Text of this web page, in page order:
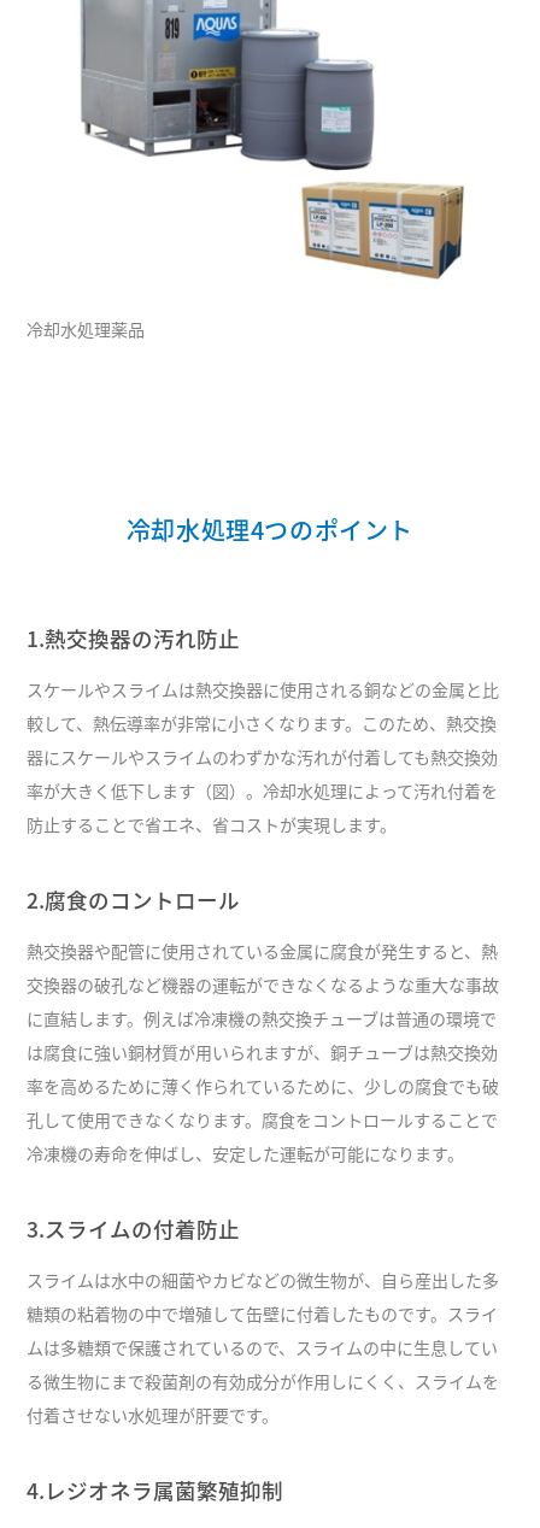
冷却水処理薬品
冷却水処理4つのポイント
1.熱交換器の汚れ防止
スケールやスライムは熱交換器に使用される銅などの金属と比
較して、熱伝導率が非常に小さくなります。このため、熱交換
器にスケールやスライムのわずかな汚れが付着しても熱交換効
率が大きく低下します（図）。冷却水処理によって汚れ付着を
防止することで省エネ、省コストが実現します。
2.腐食のコントロール
熱交換器や配管に使用されている金属に腐食が発生すると、熱
交換器の破孔など機器の運転ができなくなるような重大な事故
に直結します。例えば冷凍機の熱交換チューブは普通の環境で
は腐食に強い銅材質が用いられますが、銅チューブは熱交換効
率を高めるために薄く作られているために、少しの腐食でも破
孔して使用できなくなります。腐食をコントロールすることで
冷凍機の寿命を伸ばし、安定した運転が可能になります。
3.スライムの付着防止
スライムは水中の細菌やカビなどの微生物が、自ら産出した多
糖類の粘着物の中で増殖して缶壁に付着したものです。スライ
ムは多糖類で保護されているので、スライムの中に生息してい
る微生物にまで殺菌剤の有効成分が作用しにくく、スライムを
付着させない水処理が肝要です。
4.レジオネラ属菌繁殖抑制